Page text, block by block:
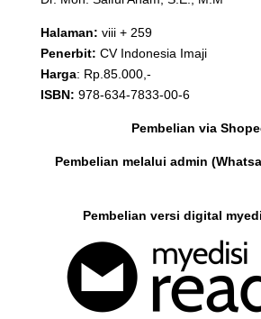
Halaman: viii + 259
Penerbit: CV Indonesia Imaji
Harga: Rp.85.000,-
ISBN: 978-634-7833-00-6
Pembelian via
Pembelian melalui admin
Pembelian versi digital